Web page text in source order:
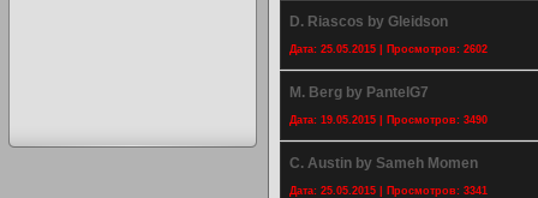
D. Riascos by Gleidson
Дата: 25.05.2015 | Просмотров: 2602
M. Berg by PantelG7
Дата: 19.05.2015 | Просмотров: 3490
C. Austin by Sameh Momen
Дата: 25.05.2015 | Просмотров: 3341